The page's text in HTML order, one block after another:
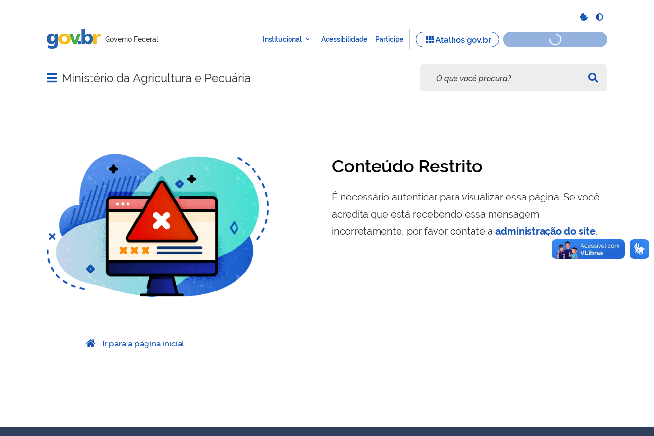
Abrir menu principal de navegação
Ministério da Agricultura e Pecuária
Conteúdo Restrito
É necessário autenticar para visualizar essa página. Se você
acredita que está recebendo essa mensagem
incorretamente, por favor contate a administração do site.
Ir para a página inicial